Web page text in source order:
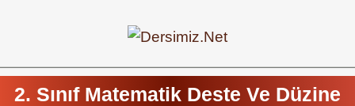
2. Sınıf Matematik Deste Ve Düzine